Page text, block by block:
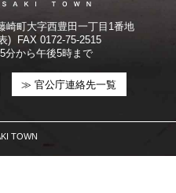
崎町大字西豊田一丁目1番地
) FAX 0172-75-2515
分から午後5時まで
≫ 官公庁連絡先一覧
TOWN